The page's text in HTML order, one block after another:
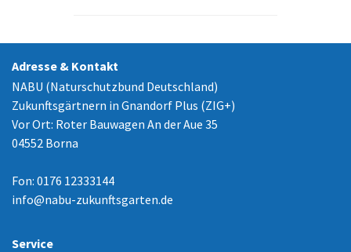
Adresse & Kontakt
NABU (Naturschutzbund Deutschland)
Zukunftsgärtnern in Gnandorf Plus (ZIG+)
Vor Ort: Roter Bauwagen An der Aue 35
04552 Borna
Fon: 0176 12333144
info@nabu-zukunftsgarten.de
Service